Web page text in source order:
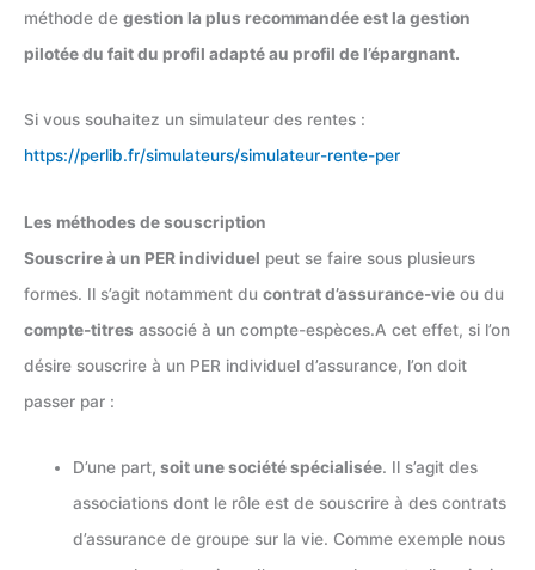
méthode de gestion la plus recommandée est la gestion
pilotée du fait du profil adapté au profil de l’épargnant.
Si vous souhaitez un simulateur des rentes :
https://perlib.fr/simulateurs/simulateur-rente-per
Les méthodes de souscription
Souscrire à un PER individuel peut se faire sous plusieurs
formes. Il s’agit notamment du contrat d’assurance-vie ou du
compte-titres associé à un compte-espèces.A cet effet, si l’on
désire souscrire à un PER individuel d’assurance, l’on doit
passer par :
D’une part, soit une société spécialisée. Il s’agit des
associations dont le rôle est de souscrire à des contrats
d’assurance de groupe sur la vie. Comme exemple nous